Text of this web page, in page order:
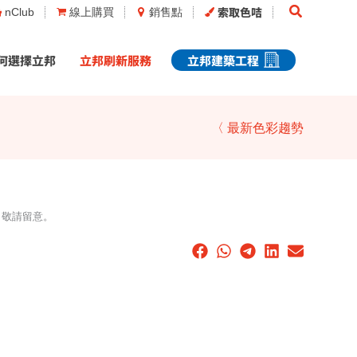
nClub 線上購買 銷售點 索取色咭 Search
選擇立邦 立邦刷新服務 立邦建築工程
〈 最新色彩趨勢
請留意。